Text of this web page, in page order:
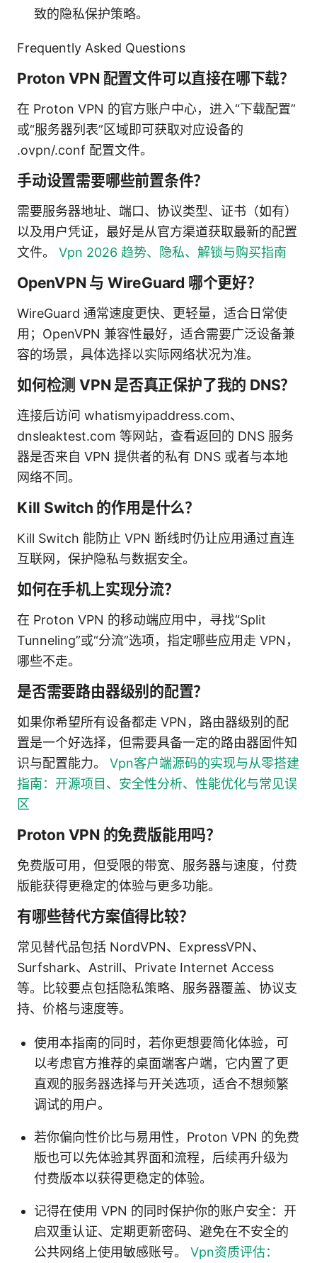
致的隐私保护策略。
Frequently Asked Questions
Proton VPN 配置文件可以直接在哪下载？
在 Proton VPN 的官方账户中心，进入“下载配置”
或“服务器列表”区域即可获取对应设备的
.ovpn/.conf 配置文件。
手动设置需要哪些前置条件？
需要服务器地址、端口、协议类型、证书（如有）
以及用户凭证，最好是从官方渠道获取最新的配置
文件。 Vpn 2026 趋势、隐私、解锁与购买指南
OpenVPN 与 WireGuard 哪个更好？
WireGuard 通常速度更快、更轻量，适合日常使
用；OpenVPN 兼容性最好，适合需要广泛设备兼
容的场景，具体选择以实际网络状况为准。
如何检测 VPN 是否真正保护了我的 DNS？
连接后访问 whatismyipaddress.com、
dnsleaktest.com 等网站，查看返回的 DNS 服务
器是否来自 VPN 提供者的私有 DNS 或者与本地
网络不同。
Kill Switch 的作用是什么？
Kill Switch 能防止 VPN 断线时仍让应用通过直连
互联网，保护隐私与数据安全。
如何在手机上实现分流？
在 Proton VPN 的移动端应用中，寻找“Split
Tunneling”或“分流”选项，指定哪些应用走 VPN，
哪些不走。
是否需要路由器级别的配置？
如果你希望所有设备都走 VPN，路由器级别的配
置是一个好选择，但需要具备一定的路由器固件知
识与配置能力。 Vpn客户端源码的实现与从零搭建
指南：开源项目、安全性分析、性能优化与常见误
区
Proton VPN 的免费版能用吗？
免费版可用，但受限的带宽、服务器与速度，付费
版能获得更稳定的体验与更多功能。
有哪些替代方案值得比较？
常见替代品包括 NordVPN、ExpressVPN、
Surfshark、Astrill、Private Internet Access
等。比较要点包括隐私策略、服务器覆盖、协议支
持、价格与速度等。
使用本指南的同时，若你更想要简化体验，可
以考虑官方推荐的桌面端客户端，它内置了更
直观的服务器选择与开关选项，适合不想频繁
调试的用户。
若你偏向性价比与易用性，Proton VPN 的免费
版也可以先体验其界面和流程，后续再升级为
付费版本以获得更稳定的体验。
记得在使用 VPN 的同时保护你的账户安全：开
启双重认证、定期更新密码、避免在不安全的
公共网络上使用敏感账号。 Vpn资质评估：